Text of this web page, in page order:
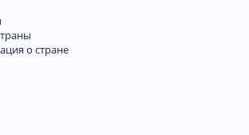
о стране